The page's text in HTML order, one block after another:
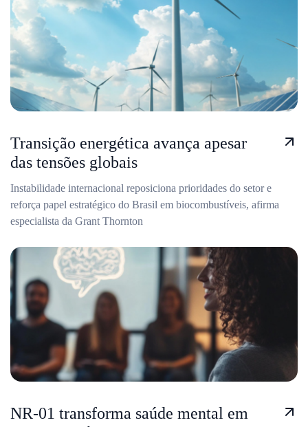
Transição energética avança apesar
das tensões globais
Instabilidade internacional reposiciona prioridades do setor e
reforça papel estratégico do Brasil em biocombustíveis, afirma
especialista da Grant Thornton
NR-01 transforma saúde mental em